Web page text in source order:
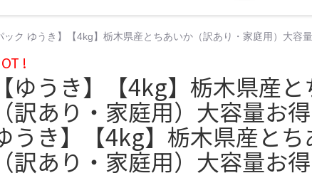
ク ゆうき】【4kg】栃木県産とちあいか（訳あり・家庭用）大容
!
【ゆうき】【4kg】栃木県産
（訳あり・家庭用）大容量お
うき】【4kg】栃木県産とち
（訳あり・家庭用）大容量お得